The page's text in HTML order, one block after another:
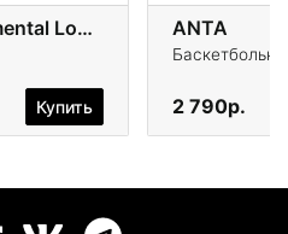
Рюкзак Nike NBA Elemental Los Angeles Lakers
Купить
ANTA
2 790р.